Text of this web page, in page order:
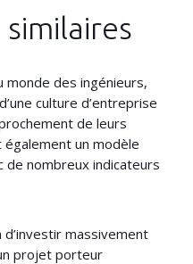
des ingénieurs,
culture d’entreprise
de leurs
un modèle
nombreux indicateurs
massivement
projet porteur